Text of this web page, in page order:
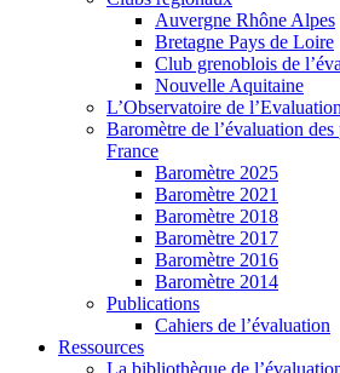
Auvergne Rhône Alpes
Bretagne Pays de Loire
Club grenoblois de
Nouvelle Aquitaine
L’Observatoire de l’Evaluation
Baromètre de l’évaluation
France
Baromètre 2025
Baromètre 2021
Baromètre 2018
Baromètre 2017
Baromètre 2016
Baromètre 2014
Publications
Cahiers de l’évaluation
Ressources
La bibliothèque de